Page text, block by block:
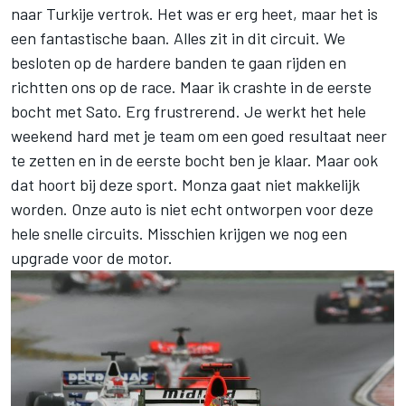
naar Turkije vertrok. Het was er erg heet, maar het is
een fantastische baan. Alles zit in dit circuit. We
besloten op de hardere banden te gaan rijden en
richtten ons op de race. Maar ik crashte in de eerste
bocht met Sato. Erg frustrerend. Je werkt het hele
weekend hard met je team om een goed resultaat neer
te zetten en in de eerste bocht ben je klaar. Maar ook
dat hoort bij deze sport. Monza gaat niet makkelijk
worden. Onze auto is niet echt ontworpen voor deze
hele snelle circuits. Misschien krijgen we nog een
upgrade voor de motor.